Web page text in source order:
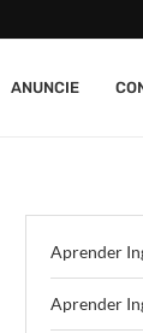
ANUNCIE
Aprender
Aprender